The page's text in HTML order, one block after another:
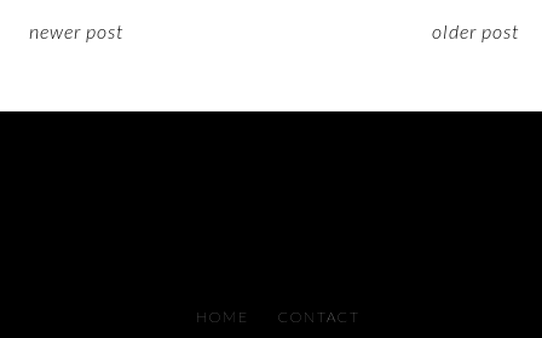
newer post older post
HOME CONTACT